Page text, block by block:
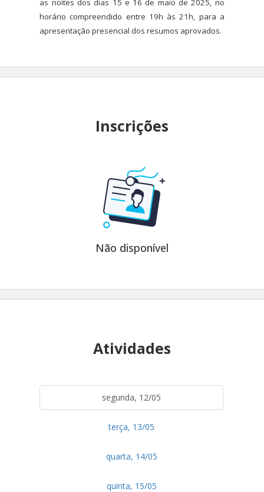
horário compreendido entre 19h às 21h, para a
apresentação presencial dos resumos aprovados.
Inscrições
Não disponível
Atividades
segunda, 12/05
terça, 13/05
quarta, 14/05
quinta, 15/05